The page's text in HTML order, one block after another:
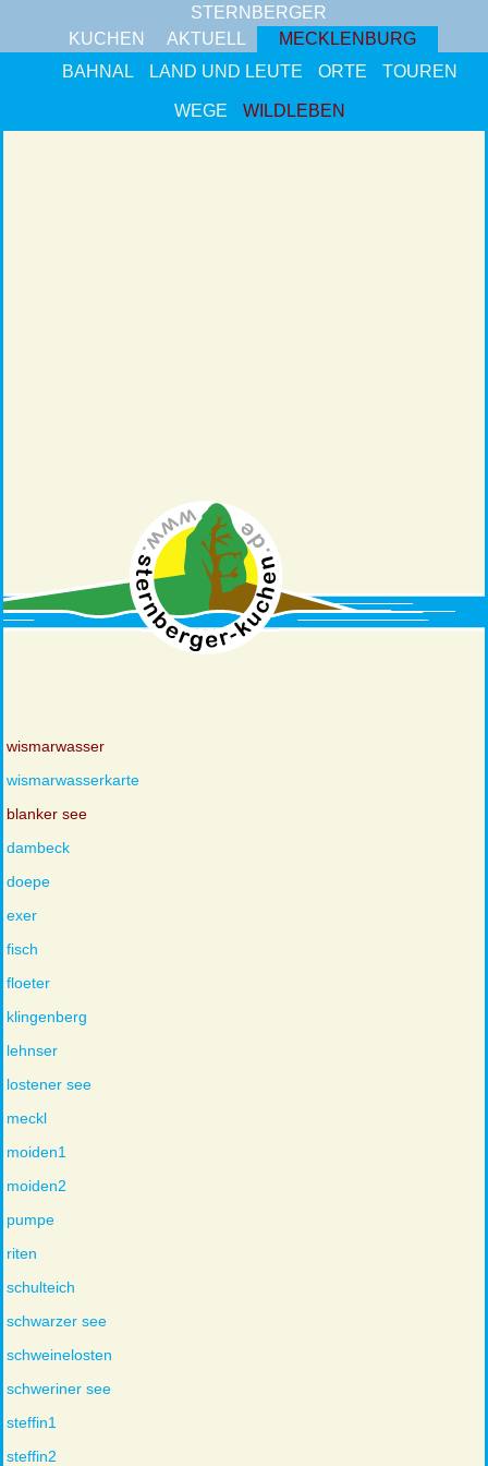
STERNBERGER
KUCHEN
AKTUELL
MECKLENBURG
BAHNAL
LAND UND LEUTE ORTE TOUREN
WEGE WILDLEBEN
wismarwasser
wismarwasserkarte
blanker see
dambeck
doepe
exer
fisch
floeter
klingenberg
lehnser
lostener see
meckl
moiden1
moiden2
pumpe
riten
schulteich
schwarzer see
schweinelosten
schweriner see
steffin1
steffin2